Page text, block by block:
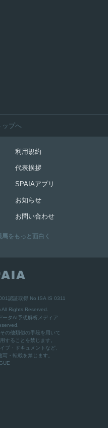
ップへ
利用規約
代表挨拶
SPAIAアプリ
お知らせ
お問い合わせ
をもっと面白く
認証取得 No.ISA IS 0311
Rights Reserved.
ータAI予想解析メディア
の他類似の手段を用いて
することを禁じます。
ブ・ドキュメントなど、
・転載を禁じます。